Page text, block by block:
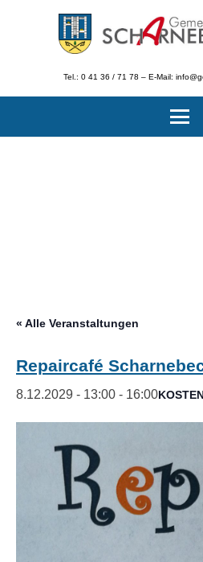
Tel.: 0 41 36 / 71 78 – E-Mail:
« Alle Veranstaltungen
Repaircafé
8.12.2029 - 13:00 - 16:00